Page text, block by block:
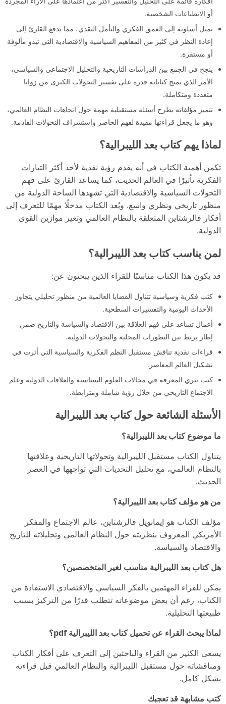
أو الانطباعات الشخصية.
يميل أسلوبه إلى العمق الفكري والتأمل النقدي، مما يدفع القارئ إلى
إعادة النظر في كثير من المفاهيم السياسية والاقتصادية التي تبدو مألوفة
أو مستقرة.
ينجح في الجمع بين الدراسات التاريخية والتحليل الاجتماعي والسياسي،
الأمر الذي يمنح كتاباته قدرة على تفسير التحولات الكبرى من زوايا
متعددة ومتكاملة.
تتميز مؤلفاته بطرح أسئلة مستقبلية مهمة حول اتجاهات النظام العالمي،
وهو ما يجعل قراءتها مفيدة لفهم الحاضر واستشراف التحولات القادمة.
لماذا يهم كتاب بعد الليبرالية؟
تكمن أهمية الكتاب في أنه يقدم رؤية نقدية لأحد أكثر التيارات
الفكرية تأثيرًا في العالم الحديث، كما يساعد القارئ على فهم
التحولات السياسية والاقتصادية التي تشهدها الساحة الدولية من
منظور تاريخي ونظري واسع. ويُعد الكتاب مدخلًا مهمًا للتعرف إلى
أفكار فالرشتاين المتعلقة بالنظام العالمي وتغير موازين القوى
الدولية.
لمن يناسب كتاب بعد الليبرالية؟
قد يكون هذا الكتاب مناسبًا للقراء الذين يبحثون عن:
كتب فكرية وسياسية تتناول القضايا العالمية من منظور تحليلي يتجاوز
الأحداث اليومية والتفسيرات السطحية.
أعمال تساعد على فهم العلاقة بين الاقتصاد والسياسة والتاريخ ضمن
إطار يربط بين التطورات المحلية والتحولات الدولية.
قراءات نقدية تناقش مستقبل النظم الفكرية والسياسية التي أثرت في
تشكيل العالم المعاصر.
كتب تثري المعرفة في مجالات العلوم السياسية والعلاقات الدولية وعلم
الاجتماع التاريخي من خلال رؤية شاملة ومترابطة.
الأسئلة الشائعة حول كتاب بعد الليبرالية
ما موضوع كتاب بعد الليبرالية؟
يتناول الكتاب مستقبل الليبرالية وتحولاتها التاريخية وعلاقتها
بالنظام العالمي، مع تحليل التحديات التي تواجهها في العصر
الحديث.
من هو مؤلف كتاب بعد الليبرالية؟
مؤلف الكتاب هو إيمانويل فالرشتاين، عالم الاجتماع والمفكر
الأمريكي المعروف بنظريته حول النظام العالمي وتحليلاته للتاريخ
والاقتصاد والسياسة.
هل كتاب بعد الليبرالية مناسب لغير المتخصصين؟
يمكن للقراء المهتمين بالفكر السياسي والاقتصادي الاستفادة من
الكتاب، رغم أن بعض موضوعاته تتطلب قدرًا من التركيز بسبب
طبيعتها التحليلية.
لماذا يبحث القراء عن تحميل كتاب بعد الليبرالية pdf؟
يسعى الكثير من القراء والباحثين إلى التعرف على أفكار الكتاب
ومناقشاته حول مستقبل الليبرالية والنظام العالمي قبل قراءته
بشكل كامل.
كتب مشابهة قد تعجبك